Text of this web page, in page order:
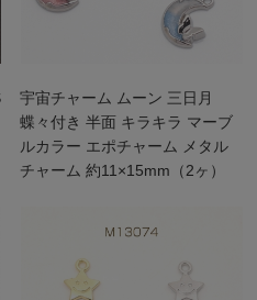
宇宙チャーム ムーン 三日月
蝶々付き 半面 キラキラ マーブ
ルカラー エポチャーム メタル
チャーム 約11×15mm（2ヶ）